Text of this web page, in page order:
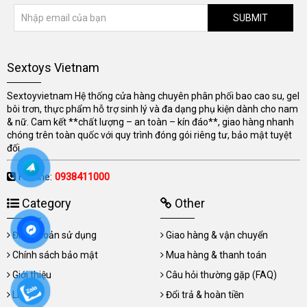
SUBMIT
Sextoys Vietnam
Sextoyvietnam Hệ thống cửa hàng chuyên phân phối bao cao su, gel
bôi trơn, thực phẩm hỗ trợ sinh lý và đa dạng phụ kiện dành cho nam
& nữ. Cam kết **chất lượng – an toàn – kín đáo**, giao hàng nhanh
chóng trên toàn quốc với quy trình đóng gói riêng tư, bảo mật tuyệt
đối.
Hotline: 0938411000
Category
Điều khoản sử dụng
Chính sách bảo mật
Giới thiệu
Liên hệ
Other
Giao hàng & vận chuyển
Mua hàng & thanh toán
Câu hỏi thường gặp (FAQ)
Đổi trả & hoàn tiền